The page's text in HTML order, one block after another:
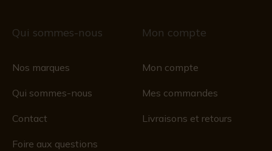
Qui sommes-nous
Nos marques
Qui sommes-nous
Contact
Foire aux questions
Mon compte
Mon compte
Mes commandes
Livraisons et retours